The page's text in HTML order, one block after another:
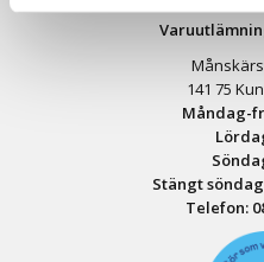
141 75
Måndag-
Stängt
Telefon: